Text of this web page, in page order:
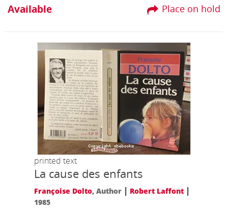
Place on hold
Available
printed text
La cause des enfants
Françoise Dolto, Author | Robert Laffont |
1985